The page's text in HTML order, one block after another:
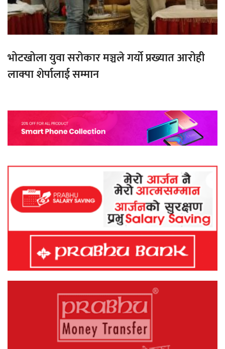
भोटखोला युवा सरोकार मञ्चले गर्यो प्रख्यात आरोही
लाक्पा शेर्पालाई सम्मान